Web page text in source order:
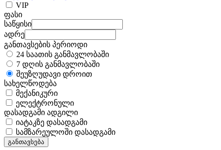
VIP
ფასი
საწყისი
ადრე
განთავსების პერიოდი
24 საათის განმავლობაში
7 დღის განმავლობაში
შეუზღუდავი დროით
სახელწოდება
მექანიკური
ელექტრონული
დასადგამი ადგილი
იატაკზე დასადგამი
სამზარეულოში დასადგამი
განთავსება